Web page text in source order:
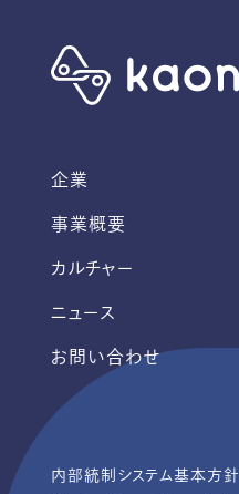
企業
事業概要
カルチャー
ニュース
お問い合わせ
内部統制システム基本方針